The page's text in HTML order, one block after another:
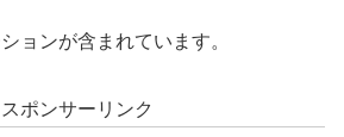
ョンが含まれています。
スポンサーリンク